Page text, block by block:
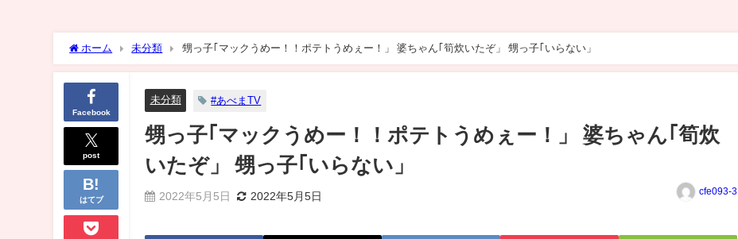
ホーム 未分類 甥っ子｢マックうめー！！ポテトうめぇー！」 婆ちゃん｢筍炊いたぞ」 甥っ子｢いらない」
Facebook
post
はてブ
未分類 #あべまTV
甥っ子｢マックうめー！！ポテトうめぇー！」 婆ちゃん｢筍炊
いたぞ」 甥っ子｢いらない」
2022年5月5日 2022年5月5日 cfe093-3